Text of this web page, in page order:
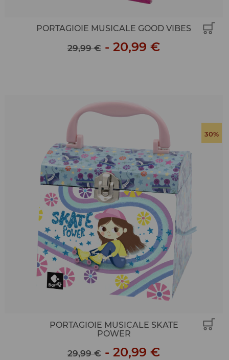
PORTAGIOIE MUSICALE GOOD VIBES
29,99 €- 20,99 €
30%
PORTAGIOIE MUSICALE SKATE
POWER
29,99 €- 20,99 €